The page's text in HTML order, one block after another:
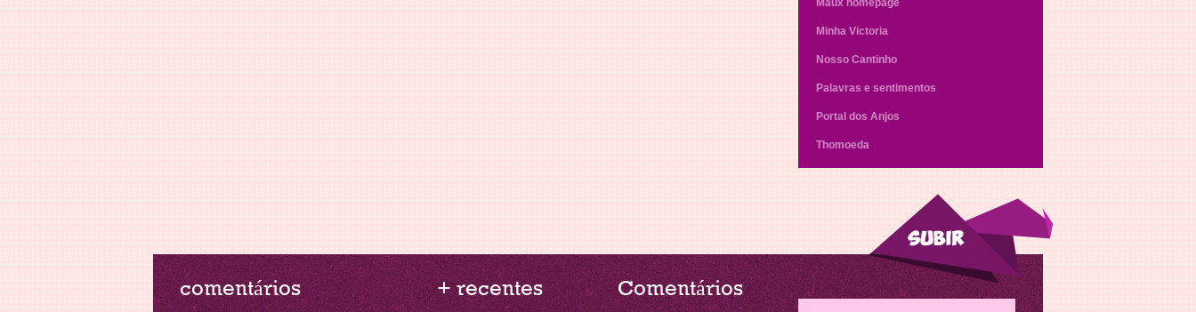
Maux homepage
Minha Victoria
Nosso Cantinho
Palavras e sentimentos
Portal dos Anjos
Thomoeda
comentários + recentes Comentários